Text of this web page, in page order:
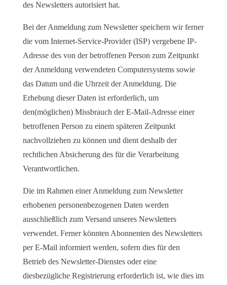
des Newsletters autorisiert hat.
Bei der Anmeldung zum Newsletter speichern wir ferner
die vom Internet-Service-Provider (ISP) vergebene IP-
Adresse des von der betroffenen Person zum Zeitpunkt
der Anmeldung verwendeten Computersystems sowie
das Datum und die Uhrzeit der Anmeldung. Die
Erhebung dieser Daten ist erforderlich, um
den(möglichen) Missbrauch der E-Mail-Adresse einer
betroffenen Person zu einem späteren Zeitpunkt
nachvollziehen zu können und dient deshalb der
rechtlichen Absicherung des für die Verarbeitung
Verantwortlichen.
Die im Rahmen einer Anmeldung zum Newsletter
erhobenen personenbezogenen Daten werden
ausschließlich zum Versand unseres Newsletters
verwendet. Ferner könnten Abonnenten des Newsletters
per E-Mail informiert werden, sofern dies für den
Betrieb des Newsletter-Dienstes oder eine
diesbezügliche Registrierung erforderlich ist, wie dies im